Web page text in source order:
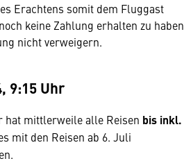
Erachtens somit dem Fluggast
keine Zahlung erhalten zu haben
nicht verweigern.
9:15 Uhr
hat mittlerweile alle Reisen bis inkl.
mit den Reisen ab 6. Juli